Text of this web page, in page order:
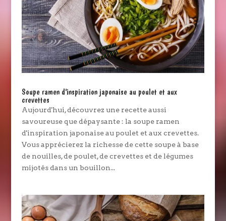
Soupe ramen d’inspiration japonaise au poulet et aux
crevettes
Aujourd'hui, découvrez une recette aussi
savoureuse que dépaysante : la soupe ramen
d'inspiration japonaise au poulet et aux crevettes.
Vous apprécierez la richesse de cette soupe à base
de nouilles, de poulet, de crevettes et de légumes
mijotés dans un bouillon...